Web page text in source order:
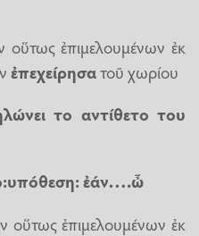
ἐπιμελουμένων ἐκ
ἐπεχείρησατοῦ χωρίου
το αντίθετο του
ἐάν….ὦ
οὕτως ἐπιμελουμένων ἐκ